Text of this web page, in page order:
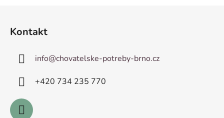
Kontakt
info@chovatelske-potreby-brno.cz
+420 ­734 235 770